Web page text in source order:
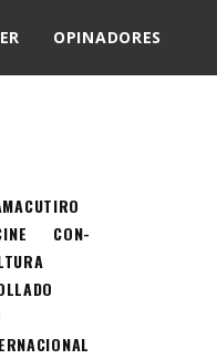
OPINADORES
CON-